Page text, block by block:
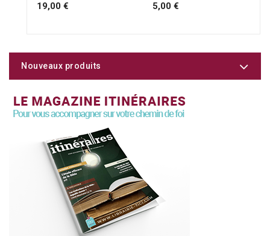
19,00 € 5,00 €
Nouveaux produits